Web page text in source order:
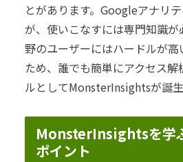
とがあります。Googleアナリ
が、使いこなすには専門知識
野のユーザーにはハードルが
ため、誰でも簡単にアクセス
ルとしてMonsterInsightsが誕生
MonsterInsightsを学
ポイント